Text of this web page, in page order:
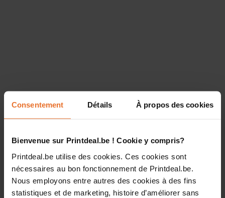
Consentement Détails À propos des cookies
Bienvenue sur Printdeal.be ! Cookie y compris?
Printdeal.be utilise des cookies. Ces cookies sont
nécessaires au bon fonctionnement de Printdeal.be.
Nous employons entre autres des cookies à des fins
statistiques et de marketing, histoire d’améliorer sans